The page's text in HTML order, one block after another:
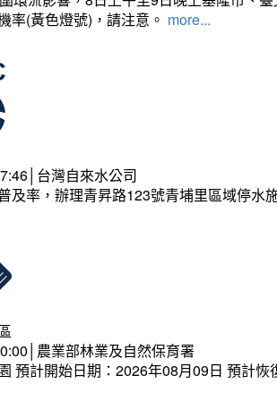
率(黃色燈號)，請注意。 more...
台灣自來水公司
及率，辦理青昇路123號青埔里區域停水
農業部林業及自然保育署
預計開始日期：2026年08月09日 預計